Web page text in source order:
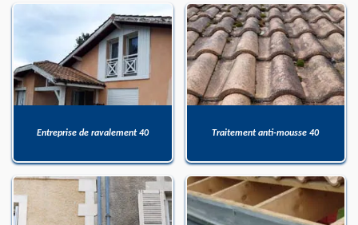
Entreprise de ravalement 40 Traitement anti-mousse 40